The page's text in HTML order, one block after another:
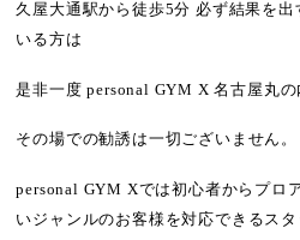
久屋大通駅から徒歩5分 必ず結果を
いる方は
是非一度 personal GYM X 名古屋丸の
その場での勧誘は一切ございません。
personal GYM Xでは初心者からプロ
いジャンルのお客様を対応できるス